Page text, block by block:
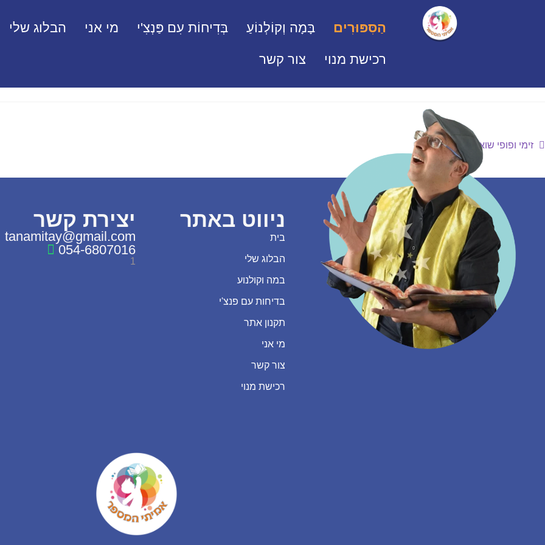
הַסִּפּוּרִים בָּמָה וְקוֹלְנוֹעַ בְּדִיחוֹת עִם פַּנְצִ'י מי אני הבלוג שלי
רכישת מנוי צור קשר
זימי ופופי שואבים מים
ניווט באתר
בית
הבלוג שלי
במה וקולנוע
בדיחות עם פנצ'י
תקנון אתר
מי אני
צור קשר
רכישת מנוי
יצירת קשר
tanamitay@gmail.com
054-6807016
1